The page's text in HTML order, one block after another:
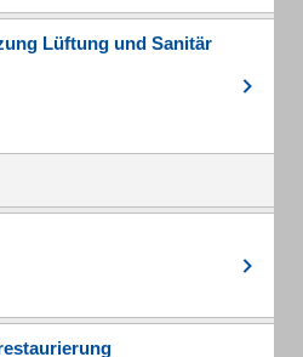
Lüftung und Sanitär